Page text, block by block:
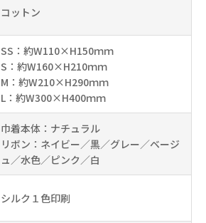
コットン
SS：約W110×H150ｍｍ
S：約W160×H210ｍｍ
M：約W210×H290ｍｍ
L：約W300×H400ｍｍ
巾着本体：ナチュラル
リボン：ネイビー／黒／グレー／ベージ
ュ／水色／ピンク／白
シルク１色印刷